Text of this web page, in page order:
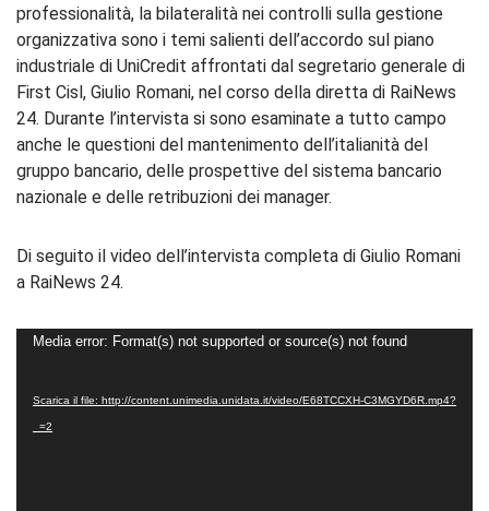
professionalità, la bilateralità nei controlli sulla gestione
organizzativa sono i temi salienti dell’accordo sul piano
industriale di UniCredit affrontati dal segretario generale di
First Cisl, Giulio Romani, nel corso della diretta di RaiNews
24. Durante l’intervista si sono esaminate a tutto campo
anche le questioni del mantenimento dell’italianità del
gruppo bancario, delle prospettive del sistema bancario
nazionale e delle retribuzioni dei manager.
Di seguito il video dell’intervista completa di Giulio Romani
a RaiNews 24.
Video
Media error: Format(s) not supported or source(s) not found
Scarica il file: http://content.unimedia.unidata.it/video/E68TCCXH-C3MGYD6R.mp4?
_=2